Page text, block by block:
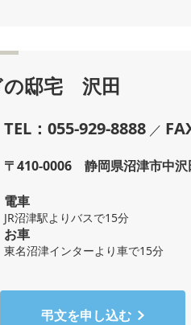
の邸宅 沢田
TEL：055-929-8888 ／
〒410-0006 静岡県沼津市中沢
電車
JR沼津駅よりバスで15分
お車
東名沼津インターより車で15分
弔文を申し込む